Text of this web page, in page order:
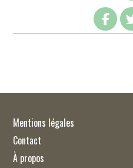
Mentions légales
Contact
À propos